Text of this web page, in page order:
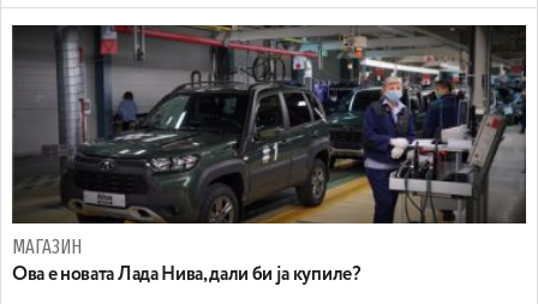
МАГАЗИН
Ова е новата Лада Нива, дали би ја купиле?